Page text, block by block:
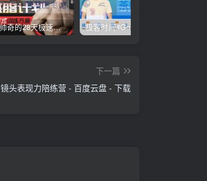
闫帅奇的28天极速减脂计划 – 网盘分享 – 下载
下一篇
镜头表现力陪练营 - 百度云盘 - 下载